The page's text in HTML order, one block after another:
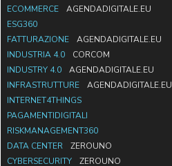
ECOMMERCE
AGENDADIGITALE.EU
ESG360
FATTURAZIONE
AGENDADIGITALE.EU
INDUSTRIA 4.0
CORCOM
INDUSTRY 4.0
AGENDADIGITALE.EU
INFRASTRUTTURE
AGENDADIGITALE.EU
INTERNET4THINGS
PAGAMENTIDIGITALI
RISKMANAGEMENT360
DATA CENTER
ZEROUNO
CYBERSECURITY
ZEROUNO